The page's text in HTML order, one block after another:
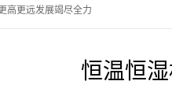
高更远发展竭尽全力
恒温恒